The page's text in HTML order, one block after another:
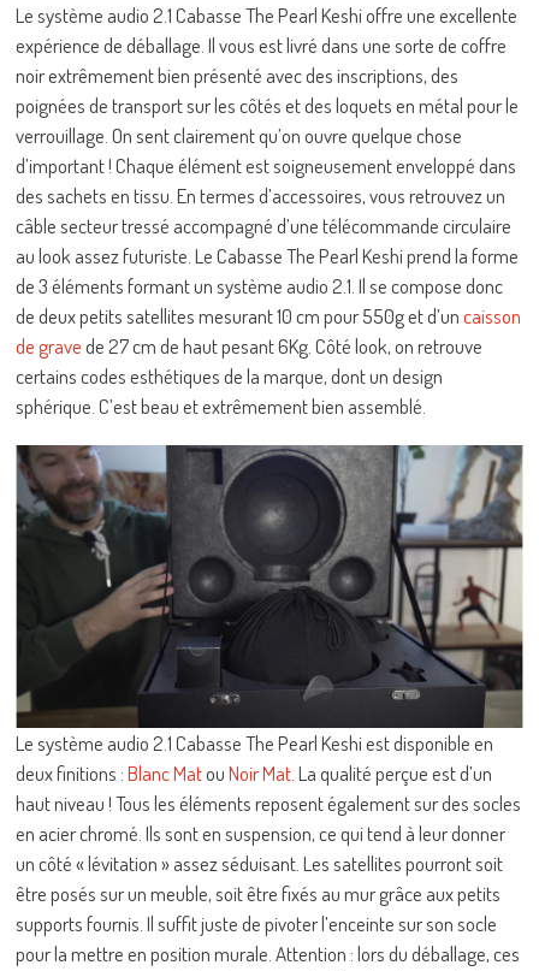
Le système audio 2.1 Cabasse The Pearl Keshi offre une excellente
expérience de déballage. Il vous est livré dans une sorte de coffre
noir extrêmement bien présenté avec des inscriptions, des
poignées de transport sur les côtés et des loquets en métal pour le
verrouillage. On sent clairement qu’on ouvre quelque chose
d’important ! Chaque élément est soigneusement enveloppé dans
des sachets en tissu. En termes d’accessoires, vous retrouvez un
câble secteur tressé accompagné d’une télécommande circulaire
au look assez futuriste. Le Cabasse The Pearl Keshi prend la forme
de 3 éléments formant un système audio 2.1. Il se compose donc
de deux petits satellites mesurant 10 cm pour 550g et d’uncaisson
de gravede 27 cm de haut pesant 6Kg. Côté look, on retrouve
certains codes esthétiques de la marque, dont un design
sphérique. C’est beau et extrêmement bien assemblé.
Le système audio 2.1 Cabasse The Pearl Keshi est disponible en
deux finitions :Blanc MatouNoir Mat . La qualité perçue est d’un
haut niveau ! Tous les éléments reposent également sur des socles
en acier chromé. Ils sont en suspension, ce qui tend à leur donner
un côté « lévitation » assez séduisant. Les satellites pourront soit
être posés sur un meuble, soit être fixés au mur grâce aux petits
supports fournis. Il suffit juste de pivoter l’enceinte sur son socle
pour la mettre en position murale. Attention : lors du déballage, ces